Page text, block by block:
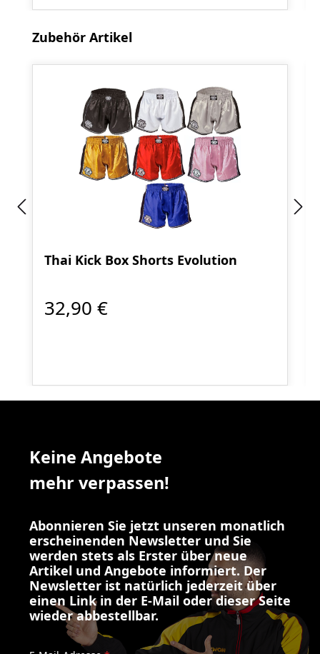
Produktgalerie überspringen
Zubehör Artikel
Thai Kick Box Shorts Evolution
32,90 €
Keine Angebote
mehr verpassen!
Abonnieren Sie jetzt unseren monatlich
erscheinenden Newsletter und Sie
werden stets als Erster über neue
Artikel und Angebote informiert. Der
Newsletter ist natürlich jederzeit über
einen Link in der E-Mail oder dieser Seite
wieder abbestellbar.